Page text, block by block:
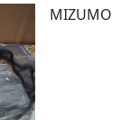
MIZUMO